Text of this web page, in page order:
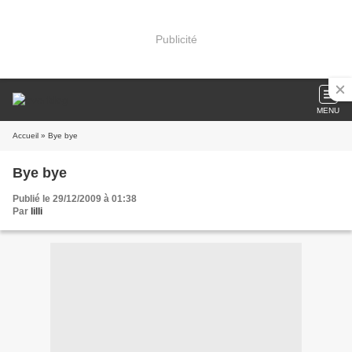
Publicité
MENU
Accueil » Bye bye
Bye bye
Publié le 29/12/2009 à 01:38
Par lilli